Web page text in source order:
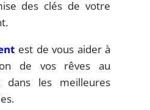
des clés de votre
est de vous aider à
de vos rêves au
les meilleures